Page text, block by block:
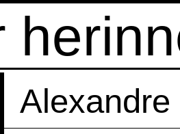
Alexandre